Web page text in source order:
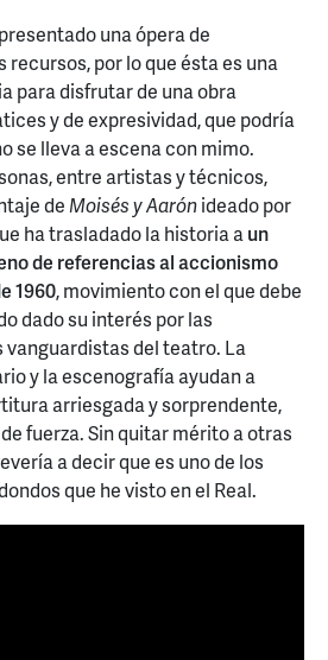
una ópera de
por lo que ésta es una
para disfrutar de una obra
y de expresividad, que podría
se lleva a escena con mimo.
entre artistas y técnicos,
deMoisés y Aarónideado por
ha trasladado la historia aun
de referencias al accionismo
1960, movimiento con el que debe
dado su interés por las
del teatro. La
y la escenografía ayudan a
arriesgada y sorprendente,
fuerza. Sin quitar mérito a otras
a decir que es uno de los
que he visto en el Real.